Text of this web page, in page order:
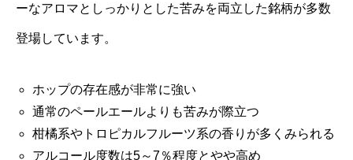
ーなアロマとしっかりとした苦みを両立した銘柄が多数
登場しています。
ホップの存在感が非常に強い
通常のペールエールよりも苦みが際立つ
柑橘系やトロピカルフルーツ系の香りが多くみられる
アルコール度数は5～7％程度とやや高め